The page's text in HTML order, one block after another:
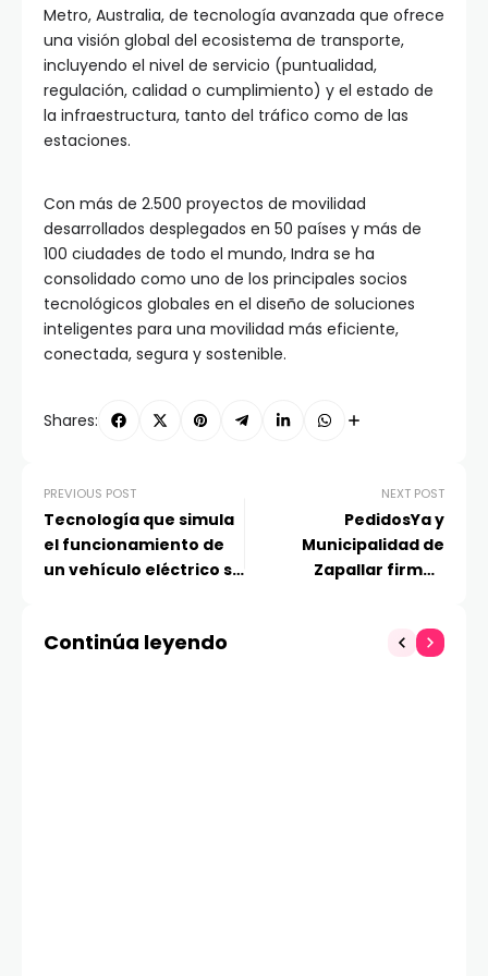
Metro, Australia, de tecnología avanzada que ofrece
una visión global del ecosistema de transporte,
incluyendo el nivel de servicio (puntualidad,
regulación, calidad o cumplimiento) y el estado de
la infraestructura, tanto del tráfico como de las
estaciones.
Con más de 2.500 proyectos de movilidad
desarrollados desplegados en 50 países y más de
100 ciudades de todo el mundo, Indra se ha
consolidado como uno de los principales socios
tecnológicos globales en el diseño de soluciones
inteligentes para una movilidad más eficiente,
conectada, segura y sostenible.
Shares:
PREVIOUS POST
Tecnología que simula
el funcionamiento de
un vehículo eléctrico se
NEXT POST
PedidosYa y
Municipalidad de
Zapallar firman
fortalecer la seguridad
Continúa leyendo